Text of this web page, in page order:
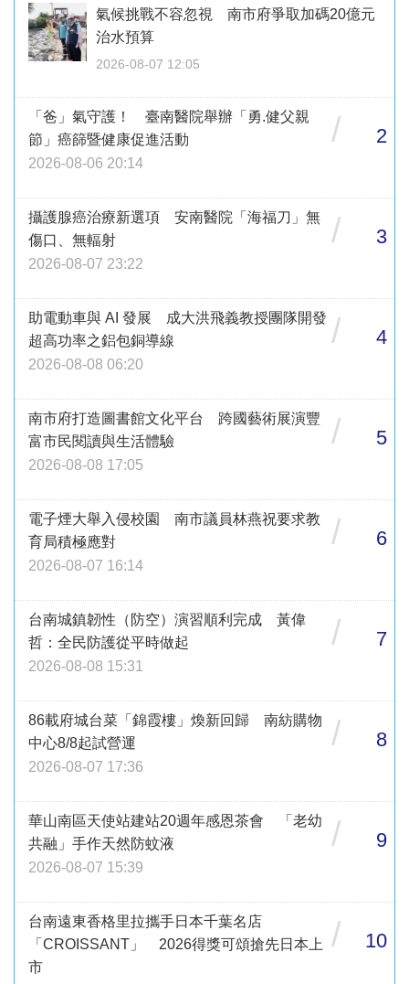
氣候挑戰不容忽視 南市府爭取加碼20億元
治水預算
2026-08-07 12:05
「爸」氣守護！ 臺南醫院舉辦「勇.健父親
節」癌篩暨健康促進活動
2026-08-06 20:14
/ 2
攝護腺癌治療新選項 安南醫院「海福刀」無
傷口、無輻射
2026-08-07 23:22
/ 3
助電動車與 AI 發展 成大洪飛義教授團隊開發
超高功率之鋁包銅導線
2026-08-08 06:20
/ 4
南市府打造圖書館文化平台 跨國藝術展演豐
富市民閱讀與生活體驗
2026-08-08 17:05
/ 5
電子煙大舉入侵校園 南市議員林燕祝要求教
育局積極應對
2026-08-07 16:14
/ 6
台南城鎮韌性（防空）演習順利完成 黃偉
哲：全民防護從平時做起
2026-08-08 15:31
/ 7
86載府城台菜「錦霞樓」煥新回歸 南紡購物
中心8/8起試營運
2026-08-07 17:36
/ 8
華山南區天使站建站20週年感恩茶會 「老幼
共融」手作天然防蚊液
2026-08-07 15:39
/ 9
台南遠東香格里拉攜手日本千葉名店
「CROISSANT」 2026得獎可頌搶先日本上
市
/ 10